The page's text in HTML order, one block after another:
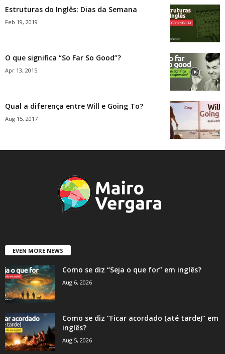
Estruturas do Inglês: Dias da Semana
Feb 19, 2019
O que significa “So Far So Good”?
Apr 13, 2015
Qual a diferença entre Will e Going To?
Aug 15, 2017
EVEN MORE NEWS
Como se diz “Seja o que for” em inglês?
Aug 6, 2026
Como se diz “Ficar acordado (até tarde)” em
inglês?
Aug 5, 2026